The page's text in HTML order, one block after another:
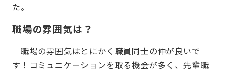
た。
職場の雰囲気は？
職場の雰囲気はとにかく職員同士の仲が良いで
す！コミュニケーションを取る機会が多く、先輩職